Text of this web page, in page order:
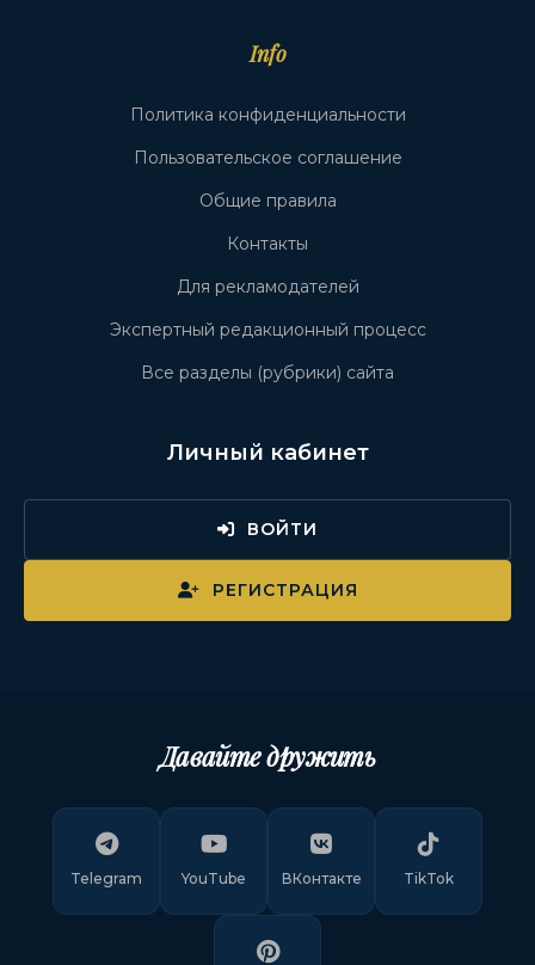
Info
Политика конфиденциальности
Пользовательское соглашение
Общие правила
Контакты
Для рекламодателей
Экспертный редакционный процесс
Все разделы (рубрики) сайта
Личный кабинет
ВОЙТИ
РЕГИСТРАЦИЯ
Давайте дружить
Telegram YouTube ВКонтакте TikTok